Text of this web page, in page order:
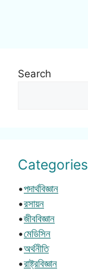
Search
Categories
•পদার্থবিজ্ঞান
•রসায়ন
•জীববিজ্ঞান
•মেডিসিন
•অর্থনীতি
•রাষ্ট্রবিজ্ঞান